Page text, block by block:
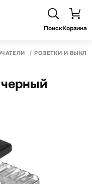
ПоискКорзина
РОЗЕТКИ И
черный